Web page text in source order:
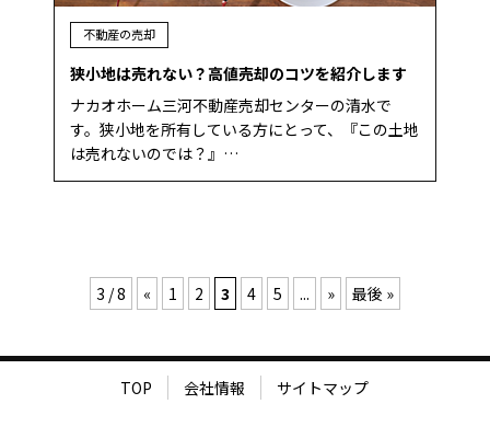
不動産の売却
狭小地は売れない？高値売却のコツを紹介します
ナカオホーム三河不動産売却センターの清水で
す。狭小地を所有している方にとって、『この土地
は売れないのでは？』…
3 / 8 « 1 2 3 4 5 ... » 最後 »
TOP 会社情報 サイトマップ